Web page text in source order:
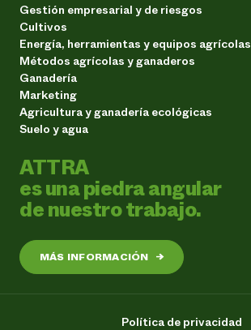
Gestión empresarial y de riesgos
Cultivos
Energía, herramientas y equipos agrícolas
Métodos agrícolas y ganaderos
Ganadería
Marketing
Agricultura y ganadería ecológicas
Suelo y agua
ATTRA
es una piedra angular
de nuestro trabajo.
MÁS INFORMACIÓN →
Política de privacidad